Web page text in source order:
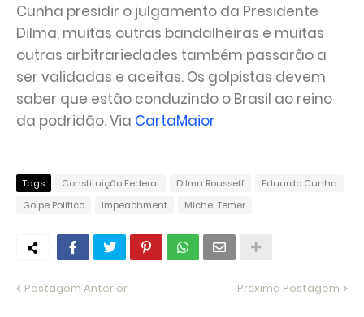
Cunha presidir o julgamento da Presidente
Dilma, muitas outras bandalheiras e muitas
outras arbitrariedades também passarão a
ser validadas e aceitas. Os golpistas devem
saber que estão conduzindo o Brasil ao reino
da podridão. Via CartaMaior
Tags Constituição Federal Dilma Rousseff
Eduardo Cunha
Golpe Político
Impeachment Michel Temer
Postagem Anterior Próxima Postagem